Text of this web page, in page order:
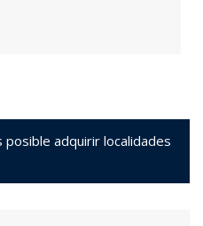
adquirir localidades